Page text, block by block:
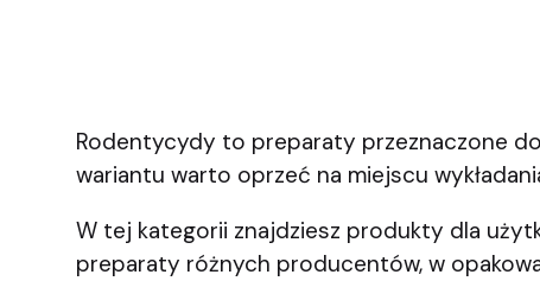
Rodentycydy to preparaty przeznaczone
wariantu warto oprzeć na miejscu
W tej kategorii znajdziesz produkty dla
preparaty różnych producentów, w